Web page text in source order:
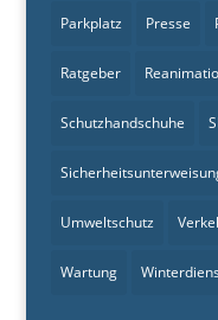
Parkplatz Presse
Ratgeber
Schutzhandschuhe
Umweltschutz
Wartung